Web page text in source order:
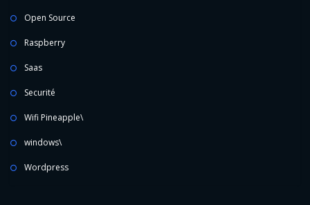
Open Source
Raspberry
Saas
Securité
Wifi Pineapple\
windows\
Wordpress